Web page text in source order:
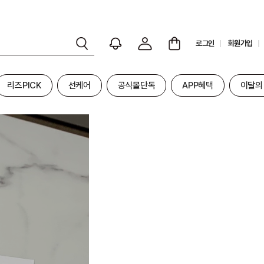
로그인 회원가입
리즈PICK 선케어 공식몰단독 APP혜택 이달